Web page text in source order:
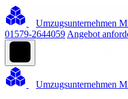
Umzugsunternehmen
01579-2644059 Angebot
Umzugsunternehmen